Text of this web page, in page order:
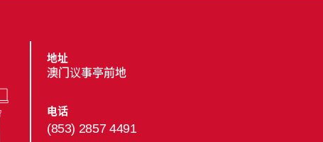
地址
澳门议事亭前地
电话
(853) 2857 4491